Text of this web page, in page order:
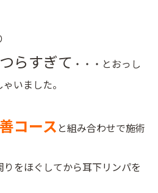
らすぎて ・・・とおっし
いました。
コース と組み合わせで施術
をほぐしてから耳下リンパを